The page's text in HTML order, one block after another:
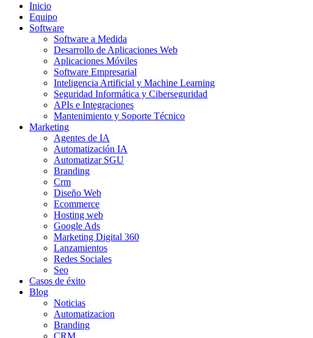
Inicio
Equipo
Software
Software a Medida
Desarrollo de Aplicaciones Web
Aplicaciones Móviles
Software Empresarial
Inteligencia Artificial y Machine Learning
Seguridad Informática y Ciberseguridad
APIs e Integraciones
Mantenimiento y Soporte Técnico
Marketing
Agentes de IA
Automatización IA
Automatizar SGU
Branding
Crm
Diseño Web
Ecommerce
Hosting web
Google Ads
Marketing Digital 360
Lanzamientos
Redes Sociales
Seo
Casos de éxito
Blog
Noticias
Automatizacion
Branding